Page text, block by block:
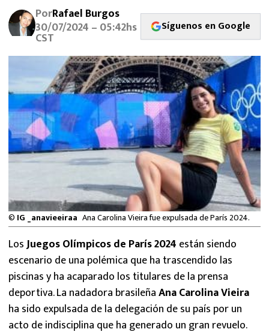
FUTBOL INTERNACIONAL
MEXICANOS EN EL EXTRANJERO
FUTBOL ESTUFA
FÓRMULA 1
BOXEO
LIGA MX
PorRafael Burgos
30/07/2024 – 05:42hs
CST
Síguenos en Google
© IG _anavieeiraa Ana Carolina Vieira fue expulsada de París 2024.
LosJuegos Olímpicos de París 2024 están siendo
escenario de una polémica que ha trascendido las
piscinas y ha acaparado los titulares de la prensa
deportiva. La nadadora brasileñaAna Carolina Vieira
ha sido expulsada de la delegación de su país por un
acto de indisciplina que ha generado un gran revuelo.